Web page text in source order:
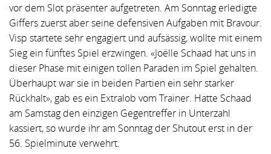
vor dem Slot präsenter aufgetreten. Am Sonntag erledigte
Giffers zuerst aber seine defensiven Aufgaben mit Bravour.
Visp startete sehr engagiert und aufsässig, wollte mit einem
Sieg ein fünftes Spiel erzwingen. «Joëlle Schaad hat uns in
dieser Phase mit einigen tollen Paraden im Spiel gehalten.
Überhaupt war sie in beiden Partien ein sehr starker
Rückhalt», gab es ein Extralob vom Trainer. Hatte Schaad
am Samstag den einzigen Gegentreffer in Unterzahl
kassiert, so wurde ihr am Sonntag der Shutout erst in der
56. Spielminute verwehrt.